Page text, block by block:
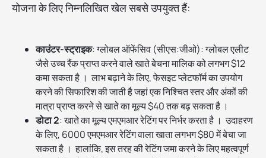
योजना के लिए निम्नलिखित खेल सबसे उपयुक्त हैं:
काउंटर-स्ट्राइक: ग्लोबल ऑफेंसिव (सीएस:जीओ): ग्लोबल एलीट
जैसे उच्च रैंक प्राप्त करने वाले खाते बेचना मालिक को लगभग $12
कमा सकता है । लाभ बढ़ाने के लिए, फेसइट प्लेटफॉर्म का उपयोग
करने की सिफारिश की जाती है जहां एक निश्चित स्तर और अंकों की
मात्रा प्राप्त करने से खाते का मूल्य $40 तक बढ़ सकता है ।
डोटा 2: खाते का मूल्य एमएमआर रेटिंग पर निर्भर करता है । उदाहरण
के लिए, 6000 एमएमआर रेटिंग वाला खाता लगभग $80 में बेचा जा
सकता है । हालांकि, इस तरह की रेटिंग जमा करने के लिए महत्वपूर्ण